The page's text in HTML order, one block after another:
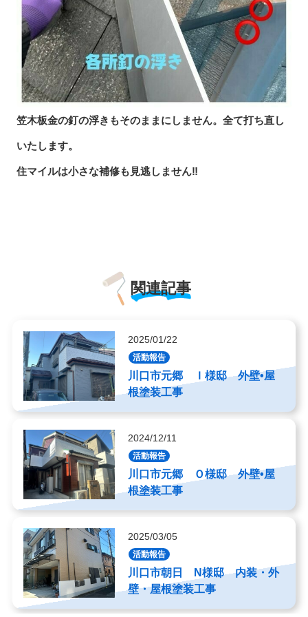
笠木板金の釘の浮きもそのままにしません。全て打ち直し
いたします。
住マイルは小さな補修も見逃しません‼︎
関連記事
2025/01/22
活動報告
川口市元郷 Ｉ様邸 外壁•屋
根塗装工事
2024/12/11
活動報告
川口市元郷 Ｏ様邸 外壁•屋
根塗装工事
2025/03/05
活動報告
川口市朝日 N様邸 内装・外
壁・屋根塗装工事